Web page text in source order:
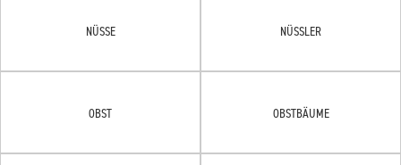
NÜSSE NÜSSLER
OBST OBSTBÄUME